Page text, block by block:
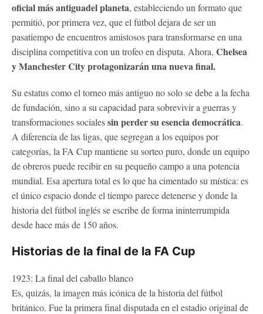
oficial más antiguadel planeta, estableciendo un formato que
permitió, por primera vez, que el fútbol dejara de ser un
pasatiempo de encuentros amistosos para transformarse en una
disciplina competitiva con un trofeo en disputa. Ahora, Chelsea
y Manchester City protagonizarán una nueva final.
Su estatus como el torneo más antiguo no solo se debe a la fecha
de fundación, sino a su capacidad para sobrevivir a guerras y
transformaciones socialessin perder su esencia democrática.
A diferencia de las ligas, que segregan a los equipos por
categorías, la FA Cup mantiene su sorteo puro, donde un equipo
de obreros puede recibir en su pequeño campo a una potencia
mundial. Esa apertura total es lo que ha cimentado su mística: es
el único espacio donde el tiempo parece detenerse y donde la
historia del fútbol inglés se escribe de forma ininterrumpida
desde hace más de 150 años.
Historias de la final de la FA Cup
1923: La final del caballo blanco
Es, quizás, la imagen más icónica de la historia del fútbol
británico. Fue la primera final disputada en el estadio original de